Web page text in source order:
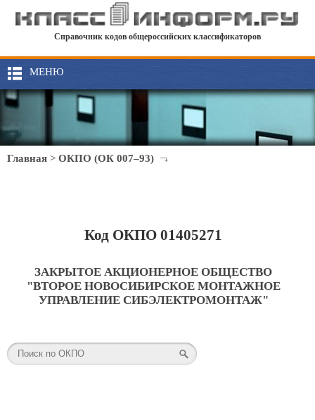
Справочник кодов общероссийских классификаторов
МЕНЮ
Главная > ОКПО (ОК 007–93)
Код ОКПО 01405271
ЗАКРЫТОЕ АКЦИОНЕРНОЕ ОБЩЕСТВО
"ВТОРОЕ НОВОСИБИРСКОЕ МОНТАЖНОЕ
УПРАВЛЕНИЕ СИБЭЛЕКТРОМОНТАЖ"